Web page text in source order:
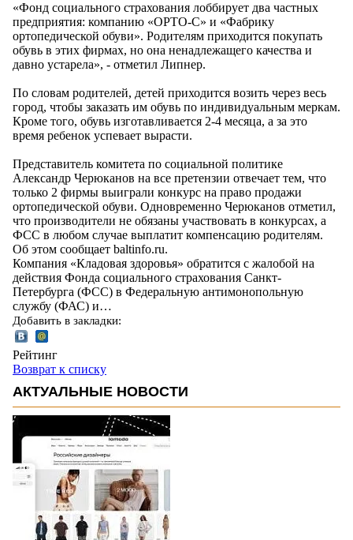
«Фонд социального страхования лоббирует два частных
предприятия: компанию «ОРТО-С» и «Фабрику
ортопедической обуви». Родителям приходится покупать
обувь в этих фирмах, но она ненадлежащего качества и
давно устарела», - отметил Липнер.
По словам родителей, детей приходится возить через весь
город, чтобы заказать им обувь по индивидуальным меркам.
Кроме того, обувь изготавливается 2-4 месяца, а за это
время ребенок успевает вырасти.
Представитель комитета по социальной политике
Александр Черюканов на все претензии отвечает тем, что
только 2 фирмы выиграли конкурс на право продажи
ортопедической обуви. Одновременно Черюканов отметил,
что производители не обязаны участвовать в конкурсах, а
ФСС в любом случае выплатит компенсацию родителям.
Об этом сообщает baltinfo.ru.
Компания «Кладовая здоровья» обратится с жалобой на
действия Фонда социального страхования Санкт-
Петербурга (ФСС) в Федеральную антимонопольную
службу (ФАС) и…
Добавить в закладки:
Рейтинг
Возврат к списку
АКТУАЛЬНЫЕ НОВОСТИ